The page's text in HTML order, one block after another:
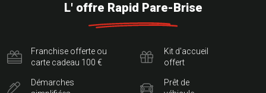
L' offre Rapid Pare-Brise
Franchise offerte ou
carte cadeau 100 €
Démarches
Kit d'accueil
offert
Prêt de